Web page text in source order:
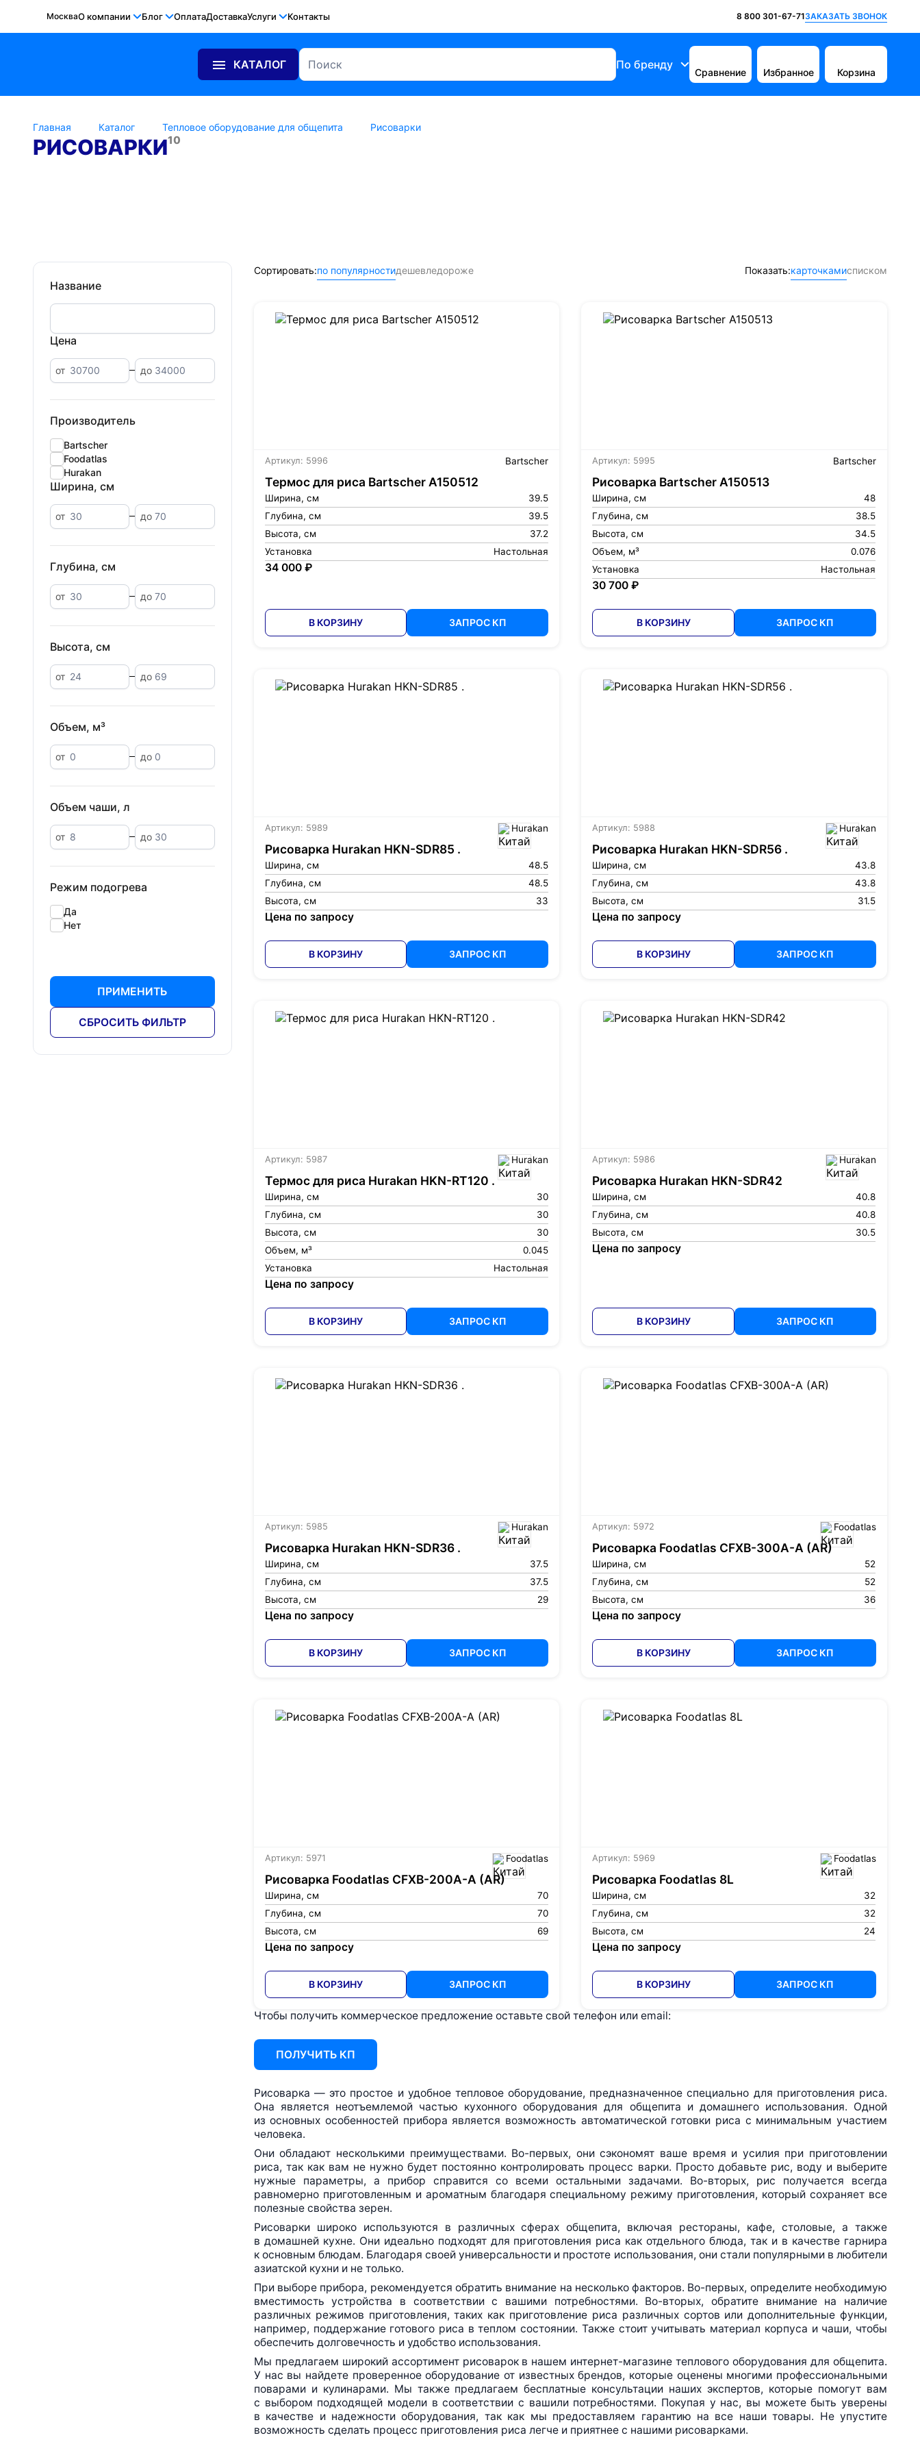
МоскваО компании Блог ОплатаДоставкаУслуги Контакты 8 800 301-67-71ЗАКАЗАТЬ ЗВОНОК
КАТАЛОГ По бренду
Сравнение Избранное Корзина
Главная Каталог Тепловое оборудование для общепита Рисоварки
РИСОВАРКИ10
Сортировать:по популярностидешевледороже Показать:карточкамисписком
Название
Цена
от до
Производитель
Bartscher
Foodatlas
Hurakan
Ширина, см
от до
Глубина, см
от до
Высота, см
от до
Объем, м³
от до
Объем чаши, л
от до
Режим подогрева
Да
Нет
ПРИМЕНИТЬ
СБРОСИТЬ ФИЛЬТР
Артикул: 5996 Bartscher
Термос для риса Bartscher A150512
Ширина, см
39.5
Глубина, см
39.5
Высота, см
37.2
Установка
Настольная
34 000 ₽
В КОРЗИНУ ЗАПРОС КП
Артикул: 5995 Bartscher
Рисоварка Bartscher A150513
Ширина, см
48
Глубина, см
38.5
Высота, см
34.5
Объем, м³
0.076
Установка
Настольная
30 700 ₽
В КОРЗИНУ ЗАПРОС КП
Артикул: 5989 Hurakan
Рисоварка Hurakan HKN-SDR85 .
Ширина, см
48.5
Глубина, см
48.5
Высота, см
33
Цена по запросу
В КОРЗИНУ ЗАПРОС КП
Артикул: 5988 Hurakan
Рисоварка Hurakan HKN-SDR56 .
Ширина, см
43.8
Глубина, см
43.8
Высота, см
31.5
Цена по запросу
В КОРЗИНУ ЗАПРОС КП
Артикул: 5987 Hurakan
Термос для риса Hurakan HKN-RT120 .
Ширина, см
30
Глубина, см
30
Высота, см
30
Объем, м³
0.045
Установка
Настольная
Цена по запросу
В КОРЗИНУ ЗАПРОС КП
Артикул: 5986 Hurakan
Рисоварка Hurakan HKN-SDR42
Ширина, см
40.8
Глубина, см
40.8
Высота, см
30.5
Цена по запросу
В КОРЗИНУ ЗАПРОС КП
Артикул: 5985 Hurakan
Рисоварка Hurakan HKN-SDR36 .
Ширина, см
37.5
Глубина, см
37.5
Высота, см
29
Цена по запросу
В КОРЗИНУ ЗАПРОС КП
Артикул: 5972 Foodatlas
Рисоварка Foodatlas CFXB-300A-A (AR)
Ширина, см
52
Глубина, см
52
Высота, см
36
Цена по запросу
В КОРЗИНУ ЗАПРОС КП
Артикул: 5971 Foodatlas
Рисоварка Foodatlas CFXB-200A-A (AR)
Ширина, см
70
Глубина, см
70
Высота, см
69
Цена по запросу
В КОРЗИНУ ЗАПРОС КП
Артикул: 5969 Foodatlas
Рисоварка Foodatlas 8L
Ширина, см
32
Глубина, см
32
Высота, см
24
Цена по запросу
В КОРЗИНУ ЗАПРОС КП
Чтобы получить коммерческое предложение оставьте свой телефон или email:
ПОЛУЧИТЬ КП
Рисоварка — это простое и удобное тепловое оборудование, предназначенное специально для приготовления риса.
Она является неотъемлемой частью кухонного оборудования для общепита и домашнего использования. Одной
из основных особенностей прибора является возможность автоматической готовки риса с минимальным участием
человека.
Они обладают несколькими преимуществами. Во-первых, они сэкономят ваше время и усилия при приготовлении
риса, так как вам не нужно будет постоянно контролировать процесс варки. Просто добавьте рис, воду и выберите
нужные параметры, а прибор справится со всеми остальными задачами. Во-вторых, рис получается всегда
равномерно приготовленным и ароматным благодаря специальному режиму приготовления, который сохраняет все
полезные свойства зерен.
Рисоварки широко используются в различных сферах общепита, включая рестораны, кафе, столовые, а также
в домашней кухне. Они идеально подходят для приготовления риса как отдельного блюда, так и в качестве гарнира
к основным блюдам. Благодаря своей универсальности и простоте использования, они стали популярными в любители
азиатской кухни и не только.
При выборе прибора, рекомендуется обратить внимание на несколько факторов. Во-первых, определите необходимую
вместимость устройства в соответствии с вашими потребностями. Во-вторых, обратите внимание на наличие
различных режимов приготовления, таких как приготовление риса различных сортов или дополнительные функции,
например, поддержание готового риса в теплом состоянии. Также стоит учитывать материал корпуса и чаши, чтобы
обеспечить долговечность и удобство использования.
Мы предлагаем широкий ассортимент рисоварок в нашем интернет-магазине теплового оборудования для общепита.
У нас вы найдете проверенное оборудование от известных брендов, которые оценены многими профессиональными
поварами и кулинарами. Мы также предлагаем бесплатные консультации наших экспертов, которые помогут вам
с выбором подходящей модели в соответствии с вашили потребностями. Покупая у нас, вы можете быть уверены
в качестве и надежности оборудования, так как мы предоставляем гарантию на все наши товары. Не упустите
возможность сделать процесс приготовления риса легче и приятнее с нашими рисоварками.